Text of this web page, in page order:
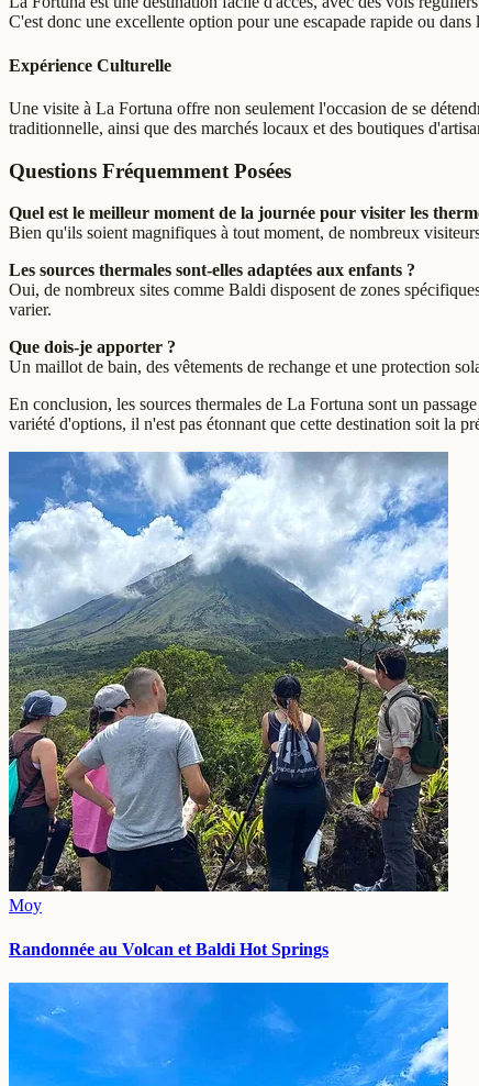
C'est donc une excellente option pour une escapade rapide ou
Expérience Culturelle
Une visite à La Fortuna offre non seulement l'occasion de se
traditionnelle, ainsi que des marchés locaux et des boutiques
Questions Fréquemment Posées
Quel est le meilleur moment de la journée pour visiter les
Bien qu'ils soient magnifiques à tout moment, de nombreux
Les sources thermales sont-elles adaptées aux enfants ?
Oui, de nombreux sites comme Baldi disposent de zones
varier.
Que dois-je apporter ?
Un maillot de bain, des vêtements de rechange et une protection
En conclusion, les sources thermales de La Fortuna sont un
variété d'options, il n'est pas étonnant que cette destination soit la
Moy
Randonnée au Volcan et Baldi Hot Springs